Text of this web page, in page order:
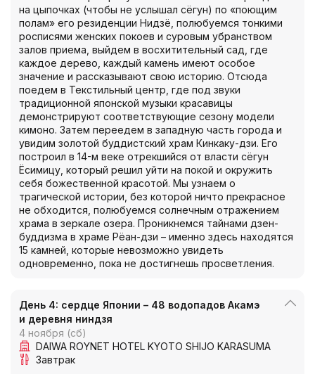
на цыпочках (чтобы не услышал сёгун) по «поющим
полам» его резиденции Нидзё, полюбуемся тонкими
росписями женских покоев и суровым убранством
залов приема, выйдем в восхитительный сад, где
каждое дерево, каждый камень имеют особое
значение и рассказывают свою историю. Отсюда
поедем в Текстильный центр, где под звуки
традиционной японской музыки красавицы
демонстрируют соответствующие сезону модели
кимоно. Затем переедем в западную часть города и
увидим золотой буддистский храм Кинкаку-дзи. Его
построил в 14-м веке отрекшийся от власти сёгун
Ёсимицу, который решил уйти на покой и окружить
себя божественной красотой. Мы узнаем о
трагической истории, без которой ничто прекрасное
не обходится, полюбуемся солнечным отражением
храма в зеркале озера. Проникнемся тайнами дзен-
буддизма в храме Рёан-дзи – именно здесь находятся
15 камней, которые невозможно увидеть
одновременно, пока не достигнешь просветления.
День 4: сердце Японии – 48 водопадов Акамэ
и деревня ниндзя
4 ноября (сб)
DAIWA ROYNET HOTEL KYOTO SHIJO KARASUMA
Завтрак